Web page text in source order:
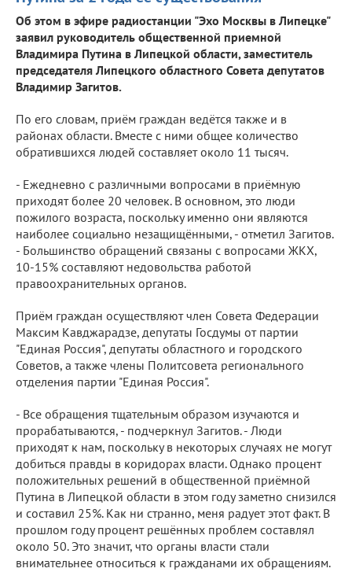
Об этом в эфире радиостанции "Эхо Москвы в Липецке"
заявил руководитель общественной приемной
Владимира Путина в Липецкой области, заместитель
председателя Липецкого областного Совета депутатов
Владимир Загитов.
По его словам, приём граждан ведётся также и в
районах области. Вместе с ними общее количество
обратившихся людей составляет около 11 тысяч.
- Ежедневно с различными вопросами в приёмную
приходят более 20 человек. В основном, это люди
пожилого возраста, поскольку именно они являются
наиболее социально незащищёнными, - отметил Загитов.
- Большинство обращений связаны с вопросами ЖКХ,
10-15% составляют недовольства работой
правоохранительных органов.
Приём граждан осуществляют член Совета Федерации
Максим Кавджарадзе, депутаты Госдумы от партии
"Единая Россия", депутаты областного и городского
Советов, а также члены Политсовета регионального
отделения партии "Единая Россия".
- Все обращения тщательным образом изучаются и
прорабатываются, - подчеркнул Загитов. - Люди
приходят к нам, поскольку в некоторых случаях не могут
добиться правды в коридорах власти. Однако процент
положительных решений в общественной приёмной
Путина в Липецкой области в этом году заметно снизился
и составил 25%. Как ни странно, меня радует этот факт. В
прошлом году процент решённых проблем составлял
около 50. Это значит, что органы власти стали
внимательнее относиться к гражданами их обращениям.